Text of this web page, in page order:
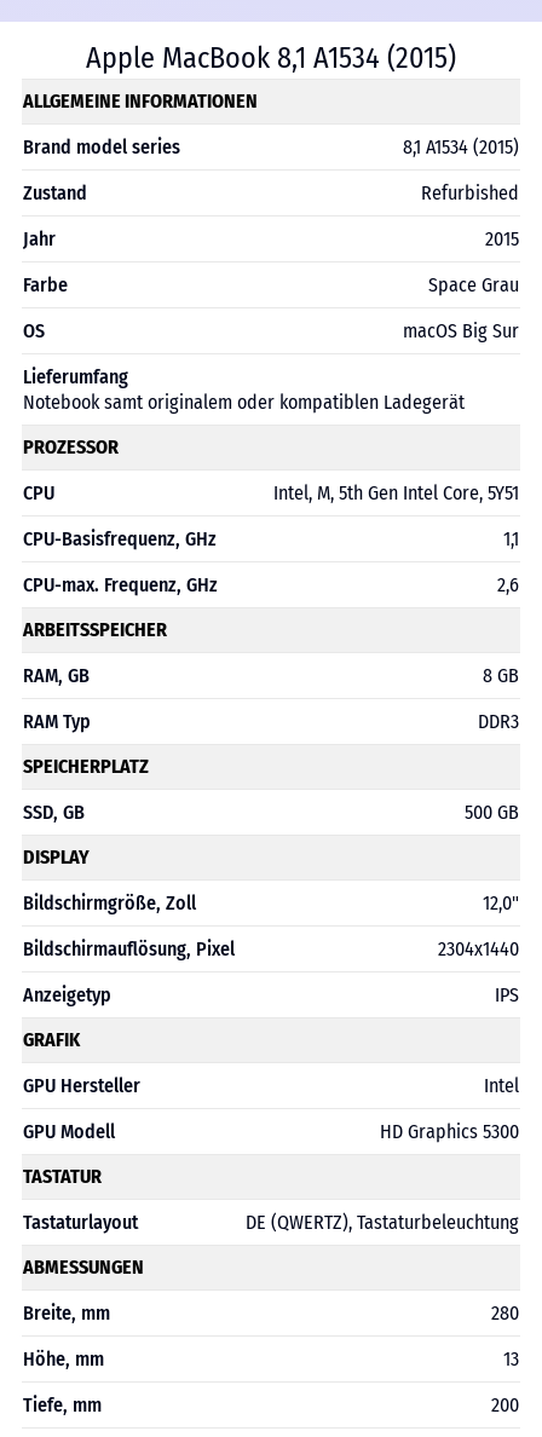
Apple MacBook 8,1 A1534 (2015)
ALLGEMEINE INFORMATIONEN
Brand model series
8,1 A1534 (2015)
Zustand
Refurbished
Jahr
2015
Farbe
Space Grau
OS
macOS Big Sur
Lieferumfang
Notebook samt originalem oder kompatiblen Ladegerät
PROZESSOR
CPU
Intel, M, 5th Gen Intel Core, 5Y51
CPU-Basisfrequenz, GHz
1,1
CPU-max. Frequenz, GHz
2,6
ARBEITSSPEICHER
RAM, GB
8 GB
RAM Typ
DDR3
SPEICHERPLATZ
SSD, GB
500 GB
DISPLAY
Bildschirmgröße, Zoll
12,0"
Bildschirmauflösung, Pixel
2304x1440
Anzeigetyp
IPS
GRAFIK
GPU Hersteller
Intel
GPU Modell
HD Graphics 5300
TASTATUR
Tastaturlayout
DE (QWERTZ), Tastaturbeleuchtung
ABMESSUNGEN
Breite, mm
280
Höhe, mm
13
Tiefe, mm
200